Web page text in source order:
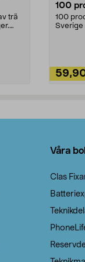
trä
100
100
Sverige
Våra
Clas